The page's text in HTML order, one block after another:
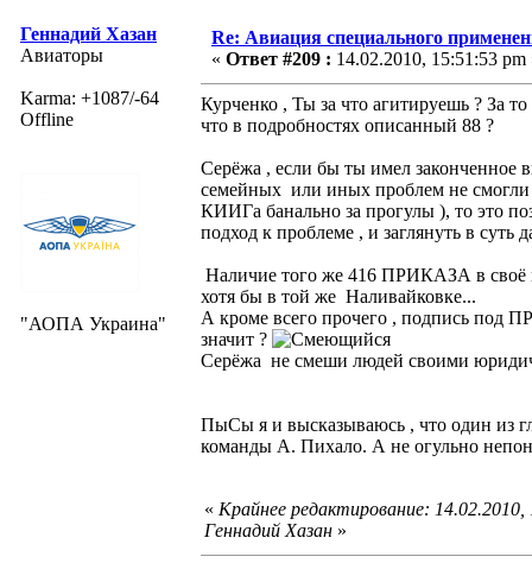
Геннадий Хазан
Авиаторы
Karma: +1087/-64
Offline
"АОПА Украина"
Re: Авиация специального
« Ответ #209 : 14.02.2010, 15:51:53 pm
Курченко , Ты за что агитируешь ? За
что в подробностях описанный 88 ?
Серёжа , если бы ты имел законченное
семейных или иных проблем не смогли
КИИГа банально за прогулы ), то это
подход к проблеме , и заглянуть в суть
Наличие того же 416 ПРИКАЗА в своё
хотя бы в той же Наливайковке...
А кроме всего прочего , подпись
значит ?
Серёжа не смеши людей своими
ПыСы я и высказываюсь , что один
команды А. Пихало. А не огульно
« Крайнее редактирование:
Геннадий Хазан »